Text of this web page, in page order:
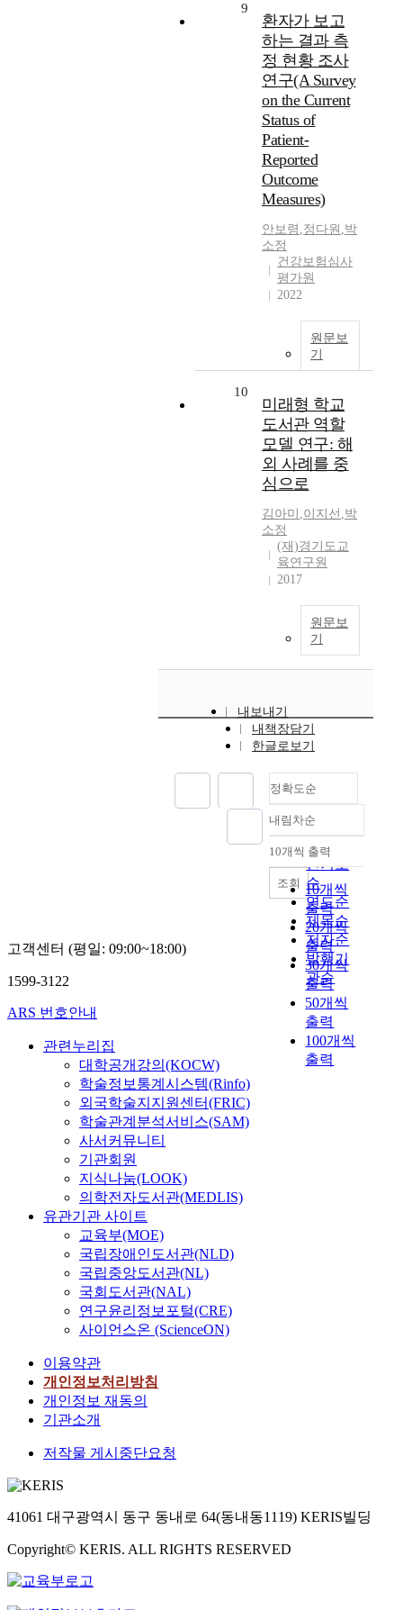
9
환자가 보고
하는 결과 측
정 현황 조사
연구(A Survey
on the Current
Status of
Patient-
Reported
Outcome
Measures)
안보령 ,정다원 ,박
소정
건강보험심사
평가원
2022
원문보
기
10
미래형 학교
도서관 역할
모델 연구: 해
외 사례를 중
심으로
김아미 ,이지선 ,박
소정
(재)경기도교
육연구원
2017
원문보
기
내보내기
내책장담기
한글로보기
정확도순
정확도
순
인기도
순
연도순
제목순
저자순
발행기
관순
내림차순
내림차순
10개씩 출력
10개씩
출력
20개씩
출력
30개씩
출력
50개씩
출력
100개씩
출력
조회
고객센터 (평일: 09:00~18:00)
1599-3122
ARS 번호안내
관련누리집
대학공개강의(KOCW)
학술정보통계시스템(Rinfo)
외국학술지지원센터(FRIC)
학술관계분석서비스(SAM)
사서커뮤니티
기관회원
지식나눔(LOOK)
의학전자도서관(MEDLIS)
유관기관 사이트
교육부(MOE)
국립장애인도서관(NLD)
국립중앙도서관(NL)
국회도서관(NAL)
연구윤리정보포털(CRE)
사이언스온 (ScienceON)
이용약관
개인정보처리방침
개인정보 재동의
기관소개
저작물 게시중단요청
41061 대구광역시 동구 동내로 64(동내동1119) KERIS빌딩
Copyright© KERIS. ALL RIGHTS RESERVED